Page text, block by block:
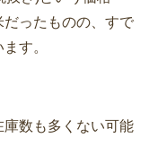
ったものの、すで
す。
数も多くない可能